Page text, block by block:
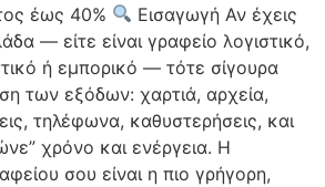
έως 40%
Εισαγωγή Αν έχεις
— είτε είναι γραφείο λογιστικό,
ή εμπορικό — τότε σίγουρα
των εξόδων: χαρτιά, αρχεία,
τηλέφωνα, καθυστερήσεις, και
χρόνο και ενέργεια. Η
σου είναι η πιο γρήγορη,